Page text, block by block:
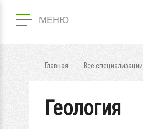
МЕНЮ
Главная Все специализации
Геология